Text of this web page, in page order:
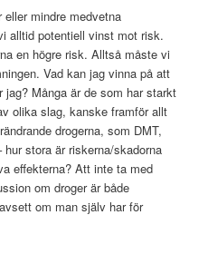
mindre medvetna
alltid potentiell vinst mot risk.
en högre risk. Alltså måste vi
Vad kan jag vinna på att
Många är de som har starkt
olika slag, kanske framför allt
drogerna, som DMT,
stora är riskerna/skadorna
effekterna? Att inte ta med
om droger är både
om man själv har för